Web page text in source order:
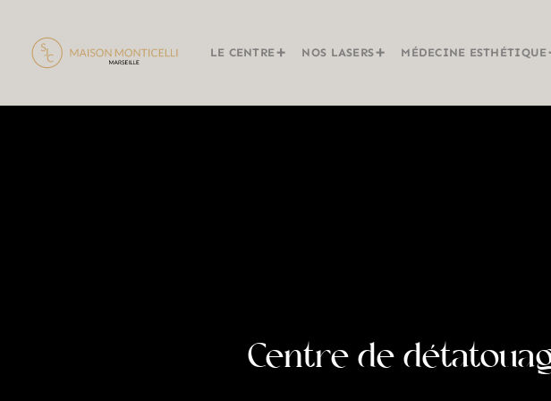
LE CENTRE NOS LASERS MÉDECINE ESTHÉTIQUE
Centre de